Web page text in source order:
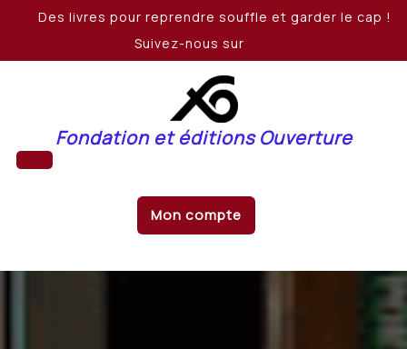
Des livres pour reprendre souffle et garder le cap !
Suivez-nous sur
Fondation et éditions Ouverture
Mon compte